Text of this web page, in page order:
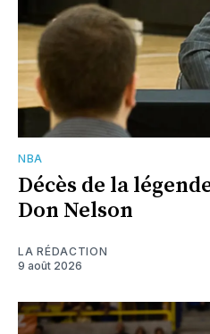
NBA
Décès de la
Don Nelson
LA RÉDACTION
9 août 2026